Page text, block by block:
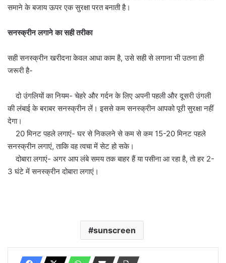
समाने के बजाय ऊपर एक सुरक्षा परत बनाती है।
सनस्क्रीन लगाने का सही तरीका
सही सनस्क्रीन खरीदना केवल आधा काम है, उसे सही से लगाना भी उतना ही
जरूरी है-
दो उंगलियों का नियम- चेहरे और गर्दन के लिए अपनी पहली और दूसरी उंगली
की लंबाई के बराबर सनस्क्रीन लें। इससे कम सनस्क्रीन आपको पूरी सुरक्षा नहीं
देगा।
20 मिनट पहले लगाएं- घर से निकलने से कम से कम 15-20 मिनट पहले
सनस्क्रीन लगाएं, ताकि वह त्वचा में सेट हो सके।
दोबारा लगाएं- अगर आप लंबे समय तक बाहर हैं या पसीना आ रहा है, तो हर 2-
3 घंटे में सनस्क्रीन दोबारा लगाएं।
sunscreen